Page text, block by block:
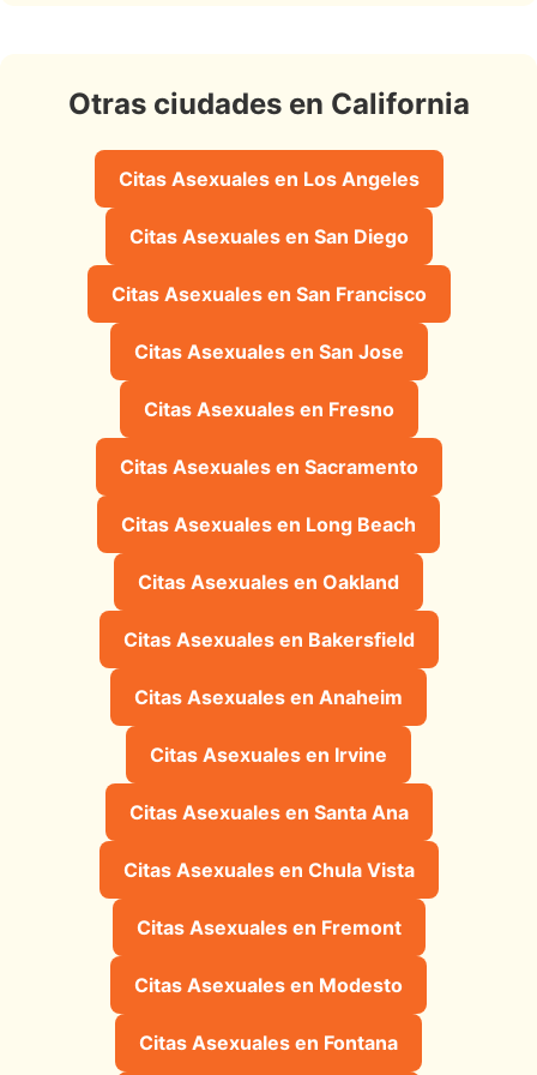
Otras ciudades en California
Citas Asexuales en Los Angeles
Citas Asexuales en San Diego
Citas Asexuales en San Francisco
Citas Asexuales en San Jose
Citas Asexuales en Fresno
Citas Asexuales en Sacramento
Citas Asexuales en Long Beach
Citas Asexuales en Oakland
Citas Asexuales en Bakersfield
Citas Asexuales en Anaheim
Citas Asexuales en Irvine
Citas Asexuales en Santa Ana
Citas Asexuales en Chula Vista
Citas Asexuales en Fremont
Citas Asexuales en Modesto
Citas Asexuales en Fontana